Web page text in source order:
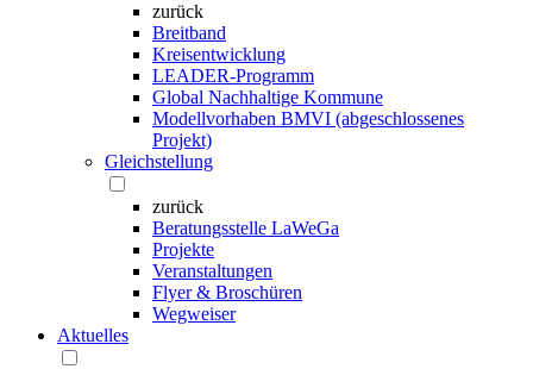
zurück
Breitband
Kreisentwicklung
LEADER-Programm
Global Nachhaltige Kommune
Modellvorhaben BMVI (abgeschlossenes
Projekt)
Gleichstellung
zurück
Beratungsstelle LaWeGa
Projekte
Veranstaltungen
Flyer & Broschüren
Wegweiser
Aktuelles